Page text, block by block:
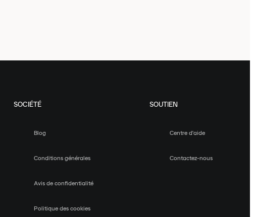
SOCIÉTÉ
Blog
Conditions générales
Avis de confidentialité
Politique des cookies
SOUTIEN
Centre d'aide
Contactez-nous